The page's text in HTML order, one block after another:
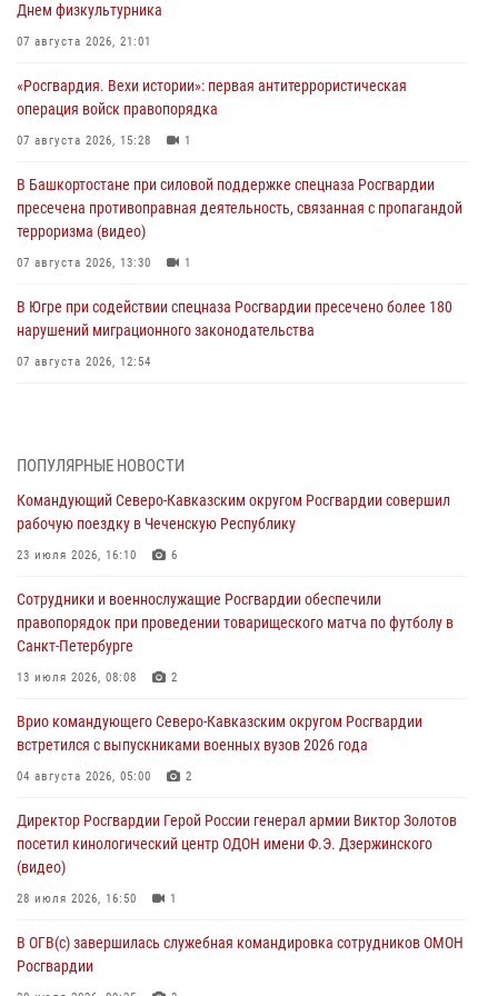
Днем физкультурника
07 августа 2026, 21:01
«Росгвардия. Вехи истории»: первая антитеррористическая
операция войск правопорядка
07 августа 2026, 15:28 1
В Башкортостане при силовой поддержке спецназа Росгвардии
пресечена противоправная деятельность, связанная с пропагандой
терроризма (видео)
07 августа 2026, 13:30 1
В Югре при содействии спецназа Росгвардии пресечено более 180
нарушений миграционного законодательства
07 августа 2026, 12:54
Росгвардии (видео)
07 августа 2026, 12:20
выпуска «Легенды армии с Александром Маршалом»
07 августа 2026, 12:00
Представители ФСБ России по Уральскому округу Росгвардии и
Кузнецова
07 августа 2026, 12:00
Смольного собора в Санкт-Петербурге (видео)
ПОПУЛЯРНЫЕ НОВОСТИ
Командующий Северо-Кавказским округом Росгвардии совершил
рабочую поездку в Чеченскую Республику
23 июля 2026, 16:10 6
Сотрудники и военнослужащие Росгвардии обеспечили
правопорядок при проведении товарищеского матча по футболу в
Санкт-Петербурге
13 июля 2026, 08:08 2
Врио командующего Северо-Кавказским округом Росгвардии
встретился с выпускниками военных вузов 2026 года
04 августа 2026, 05:00 2
Директор Росгвардии Герой России генерал армии Виктор Золотов
посетил кинологический центр ОДОН имени Ф.Э. Дзержинского
(видео)
28 июля 2026, 16:50 1
В ОГВ(с) завершилась служебная командировка сотрудников ОМОН
Росгвардии